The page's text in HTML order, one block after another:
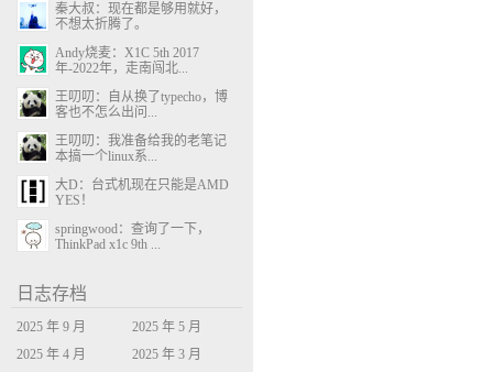
秦大叔：现在都是够用就好，
不想太折腾了。
Andy烧麦：X1C 5th 2017
年-2022年，走南闯北...
王叨叨：自从换了typecho，博
客也不怎么出问...
王叨叨：我准备给我的老笔记
本搞一个linux系...
大D：台式机现在只能是AMD
YES！
springwood：查询了一下，
ThinkPad x1c 9th ...
日志存档
2025 年 9 月
2025 年 5 月
2025 年 4 月
2025 年 3 月